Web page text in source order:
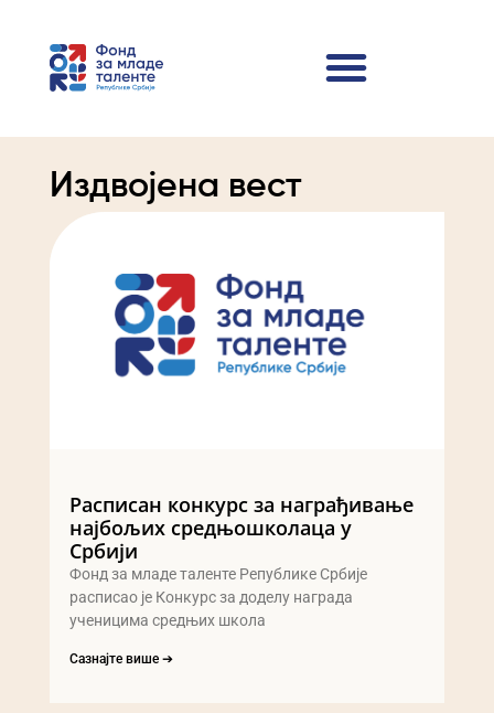
Издвојена вест
Расписан конкурс за награђивање
најбољих средњошколаца у
Србији
Фонд за младе таленте Републике Србије
расписао је Конкурс за доделу награда
ученицима средњих школа
Сазнајте више ➔